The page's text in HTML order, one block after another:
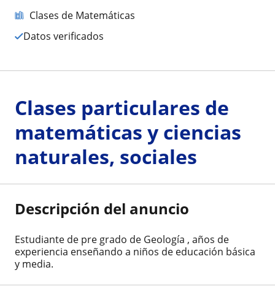
Clases de Matemáticas
Datos verificados
Clases particulares de
matemáticas y ciencias
naturales, sociales
Descripción del anuncio
Estudiante de pre grado de Geología , años de
experiencia enseñando a niños de educación básica
y media.